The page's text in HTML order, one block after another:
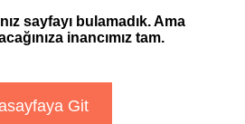
sayfayı bulamadık. Ama
inancımız tam.
Git